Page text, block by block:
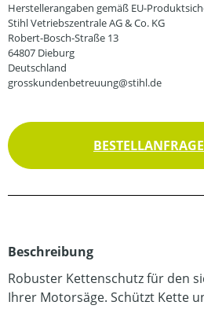
Herstellerangaben gemäß EU-
Stihl Vetriebszentrale AG & Co. KG
Robert-Bosch-Straße 13
64807 Dieburg
Deutschland
grosskundenbetreuung@stihl.de
Beschreibung
Robuster Kettenschutz für den
Ihrer Motorsäge. Schützt Kette